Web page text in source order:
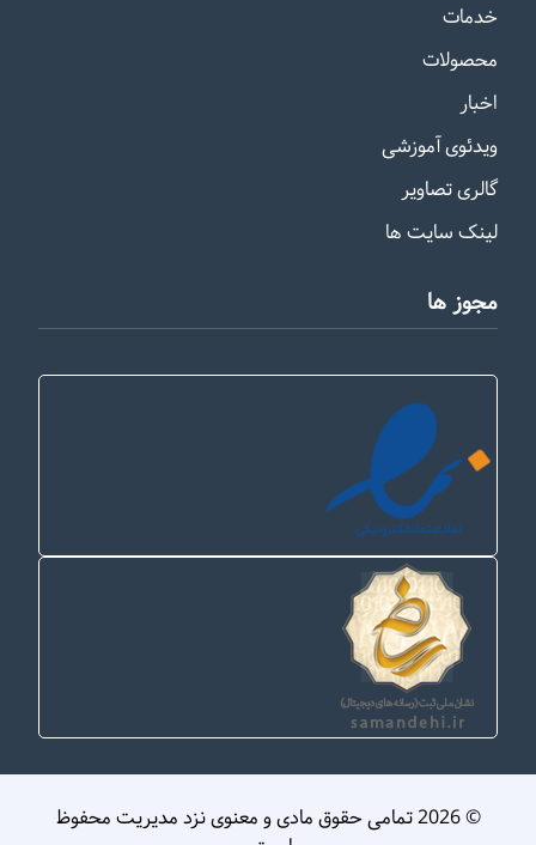
خدمات
محصولات
اخبار
ویدئوی آموزشی
گالری تصاویر
لینک سایت ها
مجوز ها
© 2026 تمامی حقوق مادی و معنوی نزد مدیریت محفوظ